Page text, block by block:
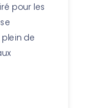
pour les
de